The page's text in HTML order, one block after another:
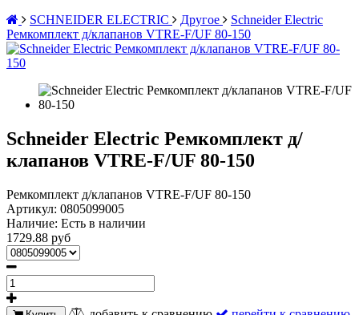
SCHNEIDER ELECTRIC
Другое
Schneider Electric
Ремкомплект д/клапанов VTRE-F/UF 80-150
Schneider Electric Ремкомплект д/
клапанов VTRE-F/UF 80-150
Ремкомплект д/клапанов VTRE-F/UF 80-150
Артикул: 0805099005
Наличие: Есть в наличии
1729.88 руб